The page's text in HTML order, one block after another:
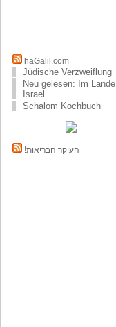
haGalil.com
Jüdische Verzweiflung
Neu gelesen: Im Lande
Israel
Schalom Kochbuch
!העיקר הבריאות